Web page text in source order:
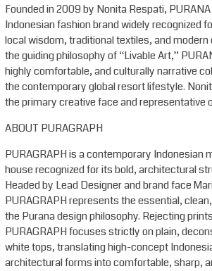
Founded in 2009 by Nonita Respati,
Indonesian fashion brand widely recognized
local wisdom, traditional textiles, and
the guiding philosophy of “Livable Art,”
highly comfortable, and culturally narrative
the contemporary global resort lifestyle.
the primary creative face and representative
ABOUT PURAGRAPH
PURAGRAPH is a contemporary Indonesian
house recognized for its bold, architectural
Headed by Lead Designer and brand face
PURAGRAPH represents the essential,
the Purana design philosophy. Rejecting
PURAGRAPH focuses strictly on plain,
white tops, translating high-concept
architectural forms into comfortable, sharp,